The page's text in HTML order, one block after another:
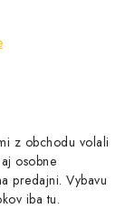
z obchodu volali
osobne
predajni. Vybavu
iba tu.